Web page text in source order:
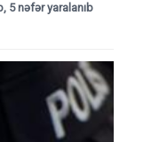
5 nəfər yaralanıb